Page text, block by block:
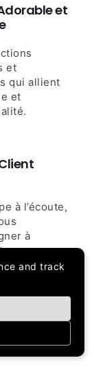
et
et
qui allient
et
à l’écoute,
à
pour
and track